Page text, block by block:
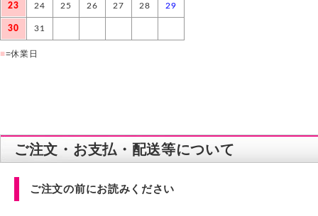
23 24 25 26 27 28 29
30 31
■=休業日
ご注文・お支払・配送等について
ご注文の前にお読みください